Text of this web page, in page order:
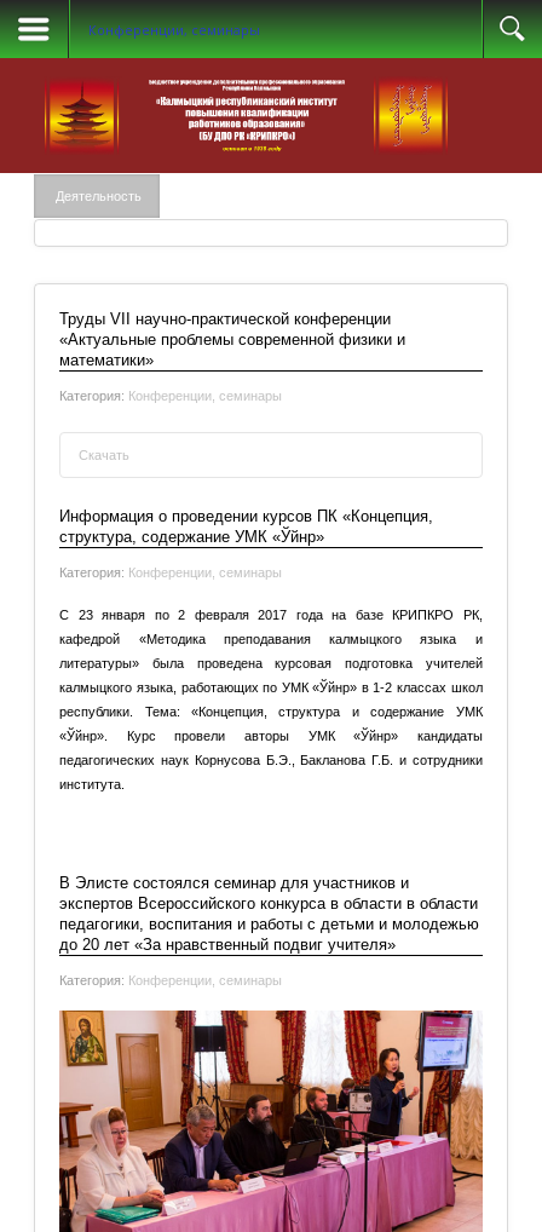
Конференции, семинары
Деятельность
Труды VII научно-практической конференции
«Актуальные проблемы современной физики и
математики»
Категория: Конференции, семинары
Скачать
Труды VII научно-практической конференции
«Актуальные проблемы современной физики
Информация о проведении курсов ПК «Концепция,
структура, содержание УМК «Ўйнр»
Категория: Конференции, семинары
С 23 января по 2 февраля 2017 года на базе КРИПКРО РК,
кафедрой «Методика преподавания калмыцкого языка и
литературы» была проведена курсовая подготовка учителей
калмыцкого языка, работающих по УМК «Ўйнр» в 1-2 классах школ
республики. Тема: «Концепция, структура и содержание УМК
«Ўйнр». Курс провели авторы УМК «Ўйнр» кандидаты
педагогических наук Корнусова Б.Э., Бакланова Г.Б. и сотрудники
института.
В Элисте состоялся семинар для участников и
экспертов Всероссийского конкурса в области в области
педагогики, воспитания и работы с детьми и молодежью
до 20 лет «За нравственный подвиг учителя»
Категория: Конференции, семинары